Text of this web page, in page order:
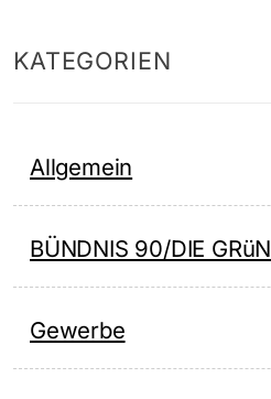
KATEGORIEN
Allgemein
BÜNDNIS 90/DIE
Gewerbe